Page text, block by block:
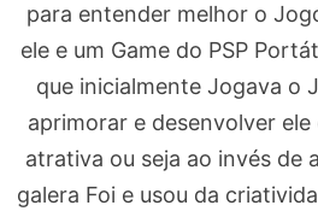
para entender melhor o
ele e um Game do PSP
que inicialmente Jogava o
aprimorar e desenvolver
atrativa ou seja ao invés de
galera Foi e usou da